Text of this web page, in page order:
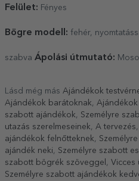
Felület: Fényes
Bögre modell: fehér,
szabva Ápolási útmutató:
Lásd még más Ajándékok
Ajándékok barátoknak,
szabott ajándékok, Személyre
utazás szerelmeseinek, A tervezés,
ajándékok felnőtteknek,
ajándék neki, Személyre szabott
szabott bögrék szöveggel , Vicces
Személyre szabott ajándékok